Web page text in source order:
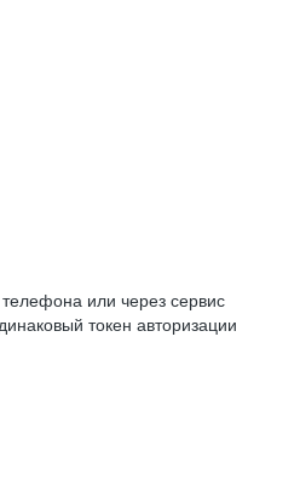
или через сервис
токен авторизации